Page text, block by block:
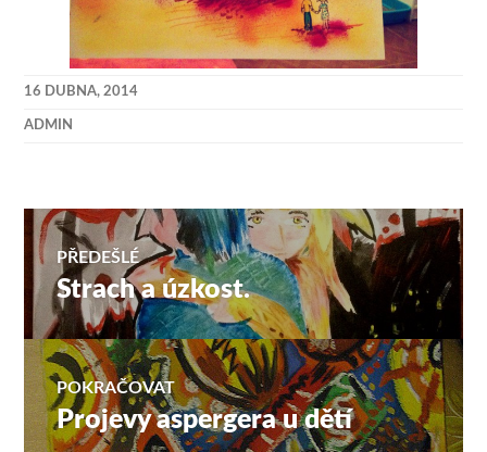
16 DUBNA, 2014
ADMIN
Navigace
pro
příspěvek
PŘEDEŠLÉ
Předchozí
příspěvek:
Strach a úzkost.
POKRAČOVAT
Následující
příspěvek:
Projevy aspergera u dětí